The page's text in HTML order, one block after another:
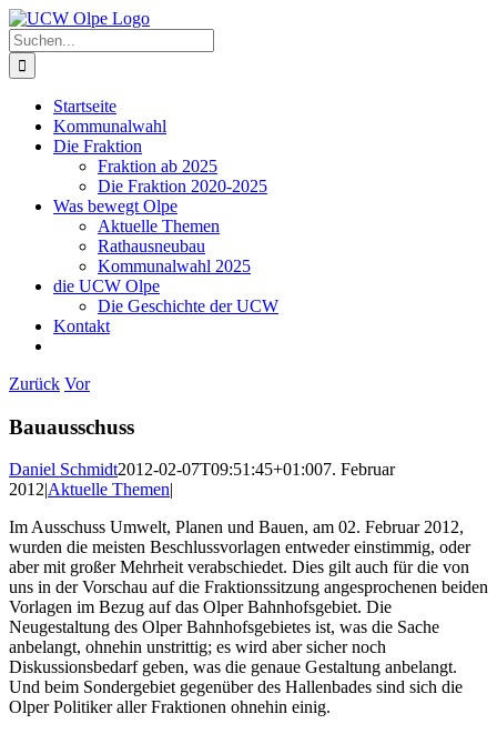
Zum
Inhalt
springen
Suche
nach:
Startseite
Kommunalwahl
Die Fraktion
Fraktion ab 2025
Die Fraktion 2020-2025
Was bewegt Olpe
Aktuelle Themen
Rathausneubau
Kommunalwahl 2025
die UCW Olpe
Die Geschichte der UCW
Kontakt
Zurück Vor
Bauausschuss
Daniel Schmidt2012-02-07T09:51:45+01:007. Februar
2012|Aktuelle Themen|
Im Ausschuss Umwelt, Planen und Bauen, am 02. Februar 2012,
wurden die meisten Beschlussvorlagen entweder einstimmig, oder
aber mit großer Mehrheit verabschiedet. Dies gilt auch für die von
uns in der Vorschau auf die Fraktionssitzung angesprochenen beiden
Vorlagen im Bezug auf das Olper Bahnhofsgebiet. Die
Neugestaltung des Olper Bahnhofsgebietes ist, was die Sache
anbelangt, ohnehin unstrittig; es wird aber sicher noch
Diskussionsbedarf geben, was die genaue Gestaltung anbelangt.
Und beim Sondergebiet gegenüber des Hallenbades sind sich die
Olper Politiker aller Fraktionen ohnehin einig.